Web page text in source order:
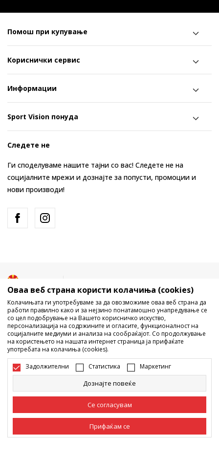
Помош при купување
Кориснички сервис
Информации
Sport Vision понуда
Следете не
Ги споделуваме нашите тајни со вас! Следете не на
социјалните мрежи и дознајте за попусти, промоции и
нови производи!
Не е дозволено превземање или користење на содржината од
интернет страните на Sport Vision, делумно или целосно a се
однесува на логоа, трговски марки, комерцијални содржини, ниту
истите да се отстапуваат на трети лица, јавно да се објавуваат или да
се користат за било какви цели, без писмена согласност од БДС.МК
ДООЕЛ.
Настојуваме да бидеме што попрецизни во описот на производот,
фотографијата и самата цена, но не можеме да гарантираме дака
сите информации се комплетни и без грешка. Сите прикажани
производи на сајтот се дел од нашата понуда, но не се подразбира
дека мораат да се достапни во секој момент. Достапноста на
Оваа веб страна користи колачиња (cookies)
Колачињата ги употребуваме за да овозможиме оваа веб страна да
работи правилно како и за нејзино понатамошно унапредување се
со цел подобрување на Вашето корисничко искуство,
персонализација на содржините и огласите, функционалност на
социјалните медиуми и анализа на сообраќајот. Со продолжување
на користењето на нашата интернет страница ја прифаќате
употребата на колачиња (cookies).
Задолжителни Статистика Маркетинг
Дознајте повеќе
Се согласувам
Прифаќам се